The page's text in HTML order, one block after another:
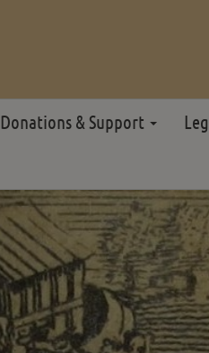
Donations & Support